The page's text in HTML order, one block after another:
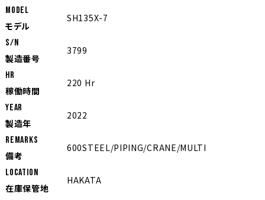
MODEL
モデル
SH135X-7
S/N
製造番号
3799
Hr
稼働時間
220 Hr
YEAR
製造年
2022
REMARKS
備考
600STEEL/PIPING/CRANE/MULTI
LOCATION
在庫保管地
HAKATA